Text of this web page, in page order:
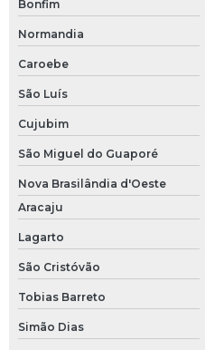
Bonfim
Normandia
Caroebe
São Luís
Cujubim
São Miguel do Guaporé
Nova Brasilândia d'Oeste
Aracaju
Lagarto
São Cristóvão
Tobias Barreto
Simão Dias